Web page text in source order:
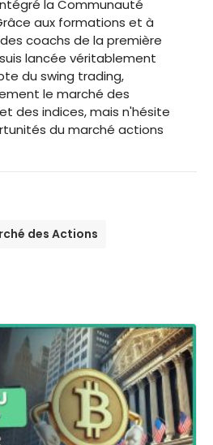
la Communauté
aux formations et à
coachs de la première
lancée véritablement
du swing trading,
le marché des
des indices, mais n'hésite
du marché actions
des Actions